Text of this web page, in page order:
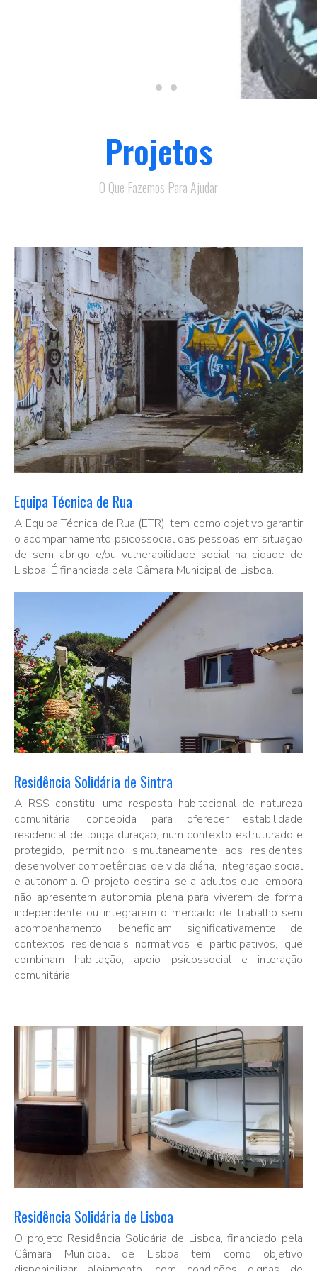
Projetos
O Que Fazemos Para Ajudar
Equipa Técnica de Rua
A Equipa Técnica de Rua (ETR), tem como objetivo garantir
o acompanhamento psicossocial das pessoas em situação
de sem abrigo e/ou vulnerabilidade social na cidade de
Lisboa. É financiada pela Câmara Municipal de Lisboa.
Residência Solidária de Sintra
A RSS constitui uma resposta habitacional de natureza
comunitária, concebida para oferecer estabilidade
residencial de longa duração, num contexto estruturado e
protegido, permitindo simultaneamente aos residentes
desenvolver competências de vida diária, integração social
e autonomia. O projeto destina-se a adultos que, embora
não apresentem autonomia plena para viverem de forma
independente ou integrarem o mercado de trabalho sem
acompanhamento, beneficiam significativamente de
contextos residenciais normativos e participativos, que
combinam habitação, apoio psicossocial e interação
comunitária.
Residência Solidária de Lisboa
O projeto Residência Solidária de Lisboa, financiado pela
Câmara Municipal de Lisboa tem como objetivo